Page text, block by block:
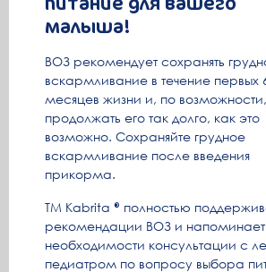
малыша!
ВОЗ рекомендует сохранять
вскармливание в течение первых
месяцев жизни и, по возможности,
продолжать его так долго, как это
возможно. Сохраняйте грудное
вскармливание после введения
прикорма.
ТМ Kabrita
полностью
рекомендации ВОЗ и
необходимости консультации с
педиатром по вопросу выбора